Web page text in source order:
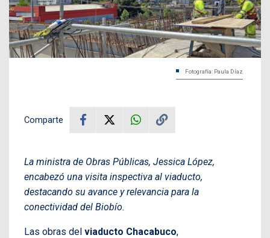
Fotografía: Paula Díaz
Comparte
La ministra de Obras Públicas, Jessica López,
encabezó una visita inspectiva al viaducto,
destacando su avance y relevancia para la
conectividad del Biobío.
Las obras del viaducto Chacabuco,